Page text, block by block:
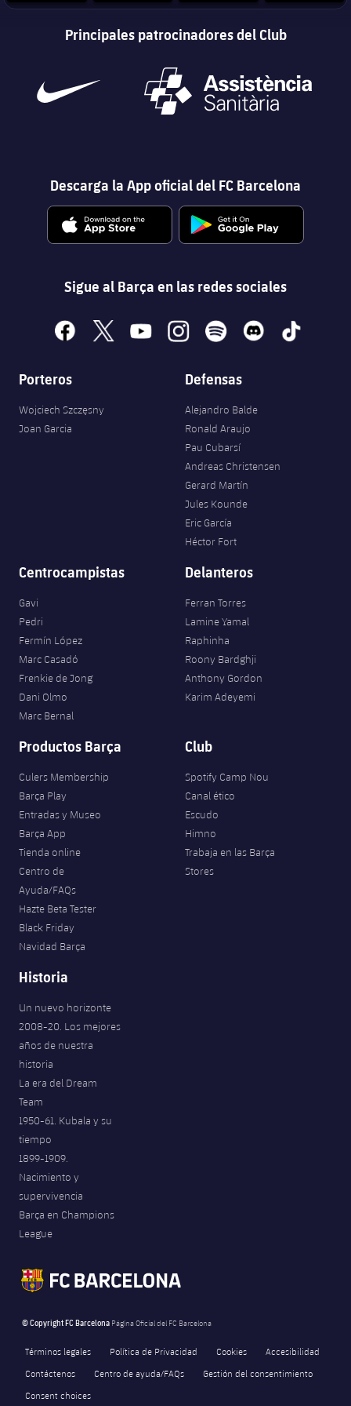
Principales patrocinadores del Club
Descarga la App oficial del FC Barcelona
Sigue al Barça en las redes sociales
facebook
x youtubeinstagramspotify discord tiktok
Porteros
Wojciech Szczęsny
Joan Garcia
Defensas
Alejandro Balde
Ronald Araujo
Pau Cubarsí
Andreas Christensen
Gerard Martín
Jules Kounde
Eric García
Héctor Fort
Centrocampistas
Gavi
Pedri
Fermín López
Marc Casadó
Frenkie de Jong
Dani Olmo
Marc Bernal
Delanteros
Ferran Torres
Lamine Yamal
Raphinha
Roony Bardghji
Anthony Gordon
Karim Adeyemi
Productos Barça
Culers Membership
Barça Play
Entradas y Museo
Barça App
Tienda online
Centro de
Ayuda/FAQs
Hazte Beta Tester
Black Friday
Navidad Barça
Club
Spotify Camp Nou
Canal ético
Escudo
Himno
Trabaja en las Barça
Stores
Historia
Un nuevo horizonte
2008-20. Los mejores
años de nuestra
historia
La era del Dream
Team
1950-61. Kubala y su
tiempo
1899-1909.
Nacimiento y
supervivencia
Barça en Champions
League
© Copyright FC Barcelona Página Oficial del FC Barcelona
Términos legales Política de Privacidad Cookies
Accesibilidad
Contáctenos
Centro de ayuda/FAQs
Gestión del consentimiento
Consent choices